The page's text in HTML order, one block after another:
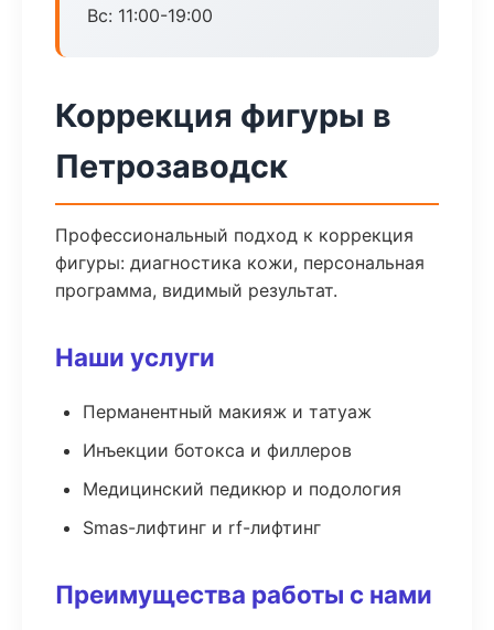
Вс: 11:00-19:00
Коррекция фигуры в
Петрозаводск
Профессиональный подход к коррекция
фигуры: диагностика кожи, персональная
программа, видимый результат.
Наши услуги
Перманентный макияж и татуаж
Инъекции ботокса и филлеров
Медицинский педикюр и подология
Smas-лифтинг и rf-лифтинг
Преимущества работы с нами